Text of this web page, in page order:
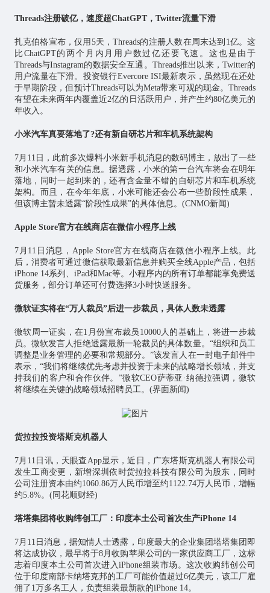
Threads注册破亿，速度超ChatGPT，Twitter流量下滑
扎克伯格宣布，仅用5天，Threads的注册人数在周末达到1亿。这
比ChatGPT的两个月内月用户数过亿还要飞速。这也是由于
Threads与Instagram的数据安全互通。Threads推出以来，Twitter的
用户流量在下滑。投资银行Evercore ISI最新表示，虽然现在还处
于早期阶段，但预计Threads可以为Meta带来可观的现金。Threads
有望在未来两年内覆盖近2亿的日活跃用户，并产生约80亿美元的
年收入。
小米汽车真要落地了?还有新自研芯片和车机系统架构
7月11日，此前多次爆料小米新手机消息的数码博主，放出了一些
和小米汽车有关的信息。据透露，小米的第一台汽车将会在明年
落地，同时一起到来的，还有含金量不错的自研芯片和车机系统
架构。而且，在今年年底，小米可能还会公布一些阶段性成果，
但该博主暂未透露“阶段性成果”的具体信息。(CNMO新闻)
Apple Store官方在线商店在微信小程序上线
7月11日消息，Apple Store官方在线商店在微信小程序上线。此
后，消费者可通过微信获取最新信息并购买全线Apple产品，包括
iPhone 14系列、iPad和Mac等。小程序内的所有订单都能享免费送
货服务，部分订单还可付费选择3小时快送服务。
微软证实将在“万人裁员”后进一步裁员，具体人数未透露
微软周一证实，在1月份宣布裁员10000人的基础上，将进一步裁
员。微软发言人拒绝透露最新一轮裁员的具体数量。“组织和员工
调整是业务管理的必要和常规部分。”该发言人在一封电子邮件中
表示，“我们将继续优先考虑并投资于未来的战略增长领域，并支
持我们的客户和合作伙伴。”微软CEO萨蒂亚·纳德拉强调，微软
将继续在关键的战略领域招聘员工。(界面新闻)
货拉拉投资塔斯克机器人
7月11日讯，天眼查App显示，近日，广东塔斯克机器人有限公司
发生工商变更，新增深圳依时货拉拉科技有限公司为股东，同时
公司注册资本由约1060.86万人民币增至约1122.74万人民币，增幅
约5.8%。(同花顺财经)
塔塔集团将收购纬创工厂：印度本土公司首次生产iPhone 14
7月11日消息，据知情人士透露，印度最大的企业集团塔塔集团即
将达成协议，最早将于8月收购苹果公司的一家供应商工厂，这标
志着印度本土公司首次进入iPhone组装市场。这次收购纬创公司
位于印度南部卡纳塔克邦的工厂可能价值超过6亿美元，该工厂雇
佣了1万多名工人，负责组装最新款的iPhone 14。